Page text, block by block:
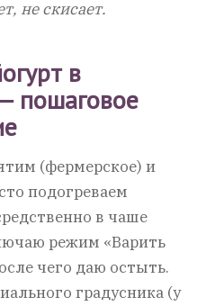
не скисает.
в
пошаговое
(фермерское) и
подогреваем
в чаше
режим «Варить
чего даю остыть.
градусника (у